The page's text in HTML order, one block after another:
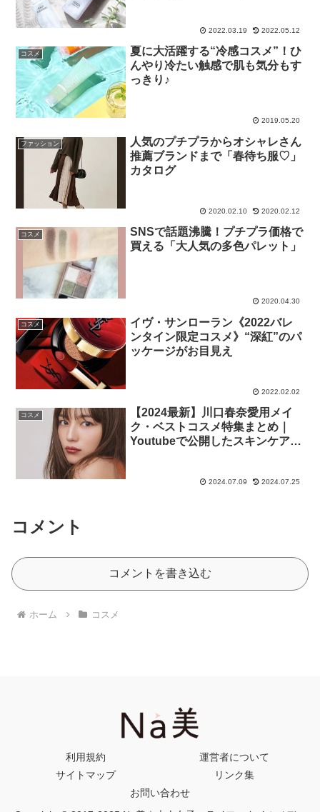
2022.03.19 2022.05.12
コスメ
夏に大活躍する“冷感コスメ”！ひ
んやり冷たい触感で肌も気分もす
っきり♪
2019.05.20
ファッション
人気のプチプラからオシャレさん
推薦ブランドまで「春待ち服♡」
カタログ
2020.02.10 2020.02.12
コスメ
SNSで話題沸騰！プチプラ価格で
買える「大人気の多色パレット」
2020.04.30
コスメ
イヴ・サンローラン《2022バレ
ンタイン限定コスメ》“深紅”のパ
ッケージがお目見え
2022.02.02
コスメ
【2024最新】川口春奈愛用メイ
ク・ベストコスメ特集まとめ｜
Youtubeで公開したスキンケアコ
2024.07.09 2024.07.25
コメント
コメントを書き込む
ホーム コスメ
利用規約
運営者について
サイトマップ
リンク集
お問い合わせ